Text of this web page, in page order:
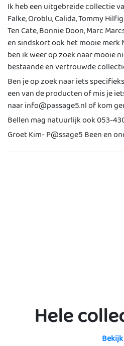
Ik heb een uitgebreide collectie
Falke, Oroblu, Calida, Tommy
Ten Cate, Bonnie Doon, Marc
en sindskort ook het mooie merk
ben ik weer op zoek naar mooie
bestaande en vertrouwde
Ben je op zoek naar iets
een van de producten of mis je
naar info@passage5.nl of kom
Bellen mag natuurlijk ook 053-
Groet Kim- P@ssage5 Been en
Hele
Bekijk